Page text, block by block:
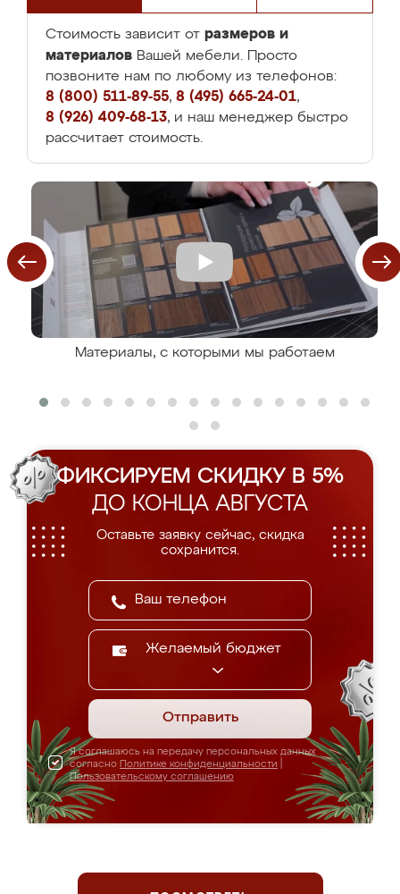
Стоимость зависит от размеров и
материалов Вашей мебели. Просто
позвоните нам по любому из телефонов:
8 (800) 511-89-55, 8 (495) 665-24-01,
8 (926) 409-68-13, и наш менеджер быстро
рассчитает стоимость.
Материалы, с которыми мы работаем
ФИКСИРУЕМ СКИДКУ В 5%
ДО КОНЦА АВГУСТА
Оставьте заявку сейчас, скидка
сохранится.
Желаемый бюджет
Отправить
Я соглашаюсь на передачу персональных данных
согласно Политике конфиденциальности
Пользовательскому соглашению